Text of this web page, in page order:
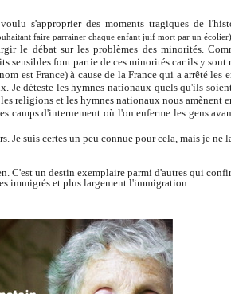
s'approprier des moments tragiques de
faire parrainer chaque enfant juif mort par un écolier)
le débat sur les problèmes des minorités.
sensibles font partie de ces minorités car ils y sont
est France) à cause de la France qui a arrêté les
Je déteste les hymnes nationaux quels qu'ils
religions et les hymnes nationaux nous amènent
camps d'internement où l'on enferme les gens
Je suis certes un peu connue pour cela, mais je ne
C'est un destin exemplaire parmi d'autres qui
immigrés et plus largement l'immigration.